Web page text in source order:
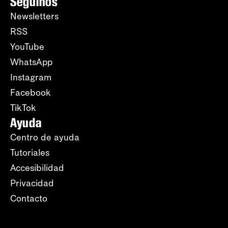
Newsletters
RSS
YouTube
WhatsApp
Instagram
Facebook
TikTok
Ayuda
Centro de ayuda
Tutoriales
Accesibilidad
Privacidad
Contacto